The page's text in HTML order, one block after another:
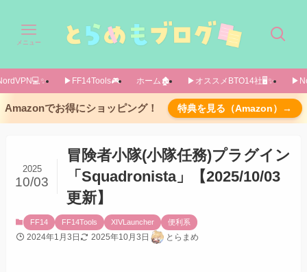
メニュー
▶FF14Tools🎮️ ホーム🏚️ ▶オススメBTO14社🖥️✨️
Amazonでお得にショッピング！ 特典を見る（Amazon）→
冒険者小隊(小隊任務)プラグイン
「Squadronista」【2025/10/03
更新】
2025
10/03
FF14 FF14Tools XIVLauncher 便利系
2024年1月3日 2025年10月3日 とらまめ
【前提】冒険者小隊(小隊任務)を効率よく運用す
るためのサイト
導入方法
カスタムプラグインリポジトリを使用します
使い方は簡単 設定画面なし
小隊任務一覧にて、理想とされる編成へと入れ
替えをするだけ